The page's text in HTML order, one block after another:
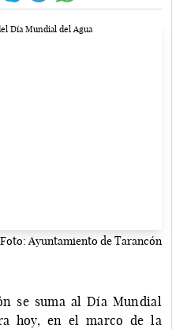
Foto: Ayuntamiento de Tarancón
se suma al Día Mundial
hoy, en el marco de la